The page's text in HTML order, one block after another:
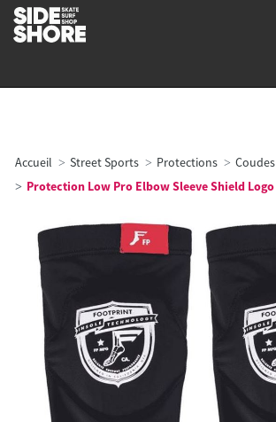
Accueil Street Sports Protections
Coudes
Protection Low Pro Elbow Sleeve Shield Logo